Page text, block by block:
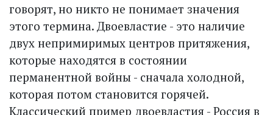
говорят, но никто не понимает значения
этого термина. Двоевластие - это наличие
двух непримиримых центров притяжения,
которые находятся в состоянии
перманентной войны - сначала холодной,
которая потом становится горячей.
Классический пример двоевластия - Россия в